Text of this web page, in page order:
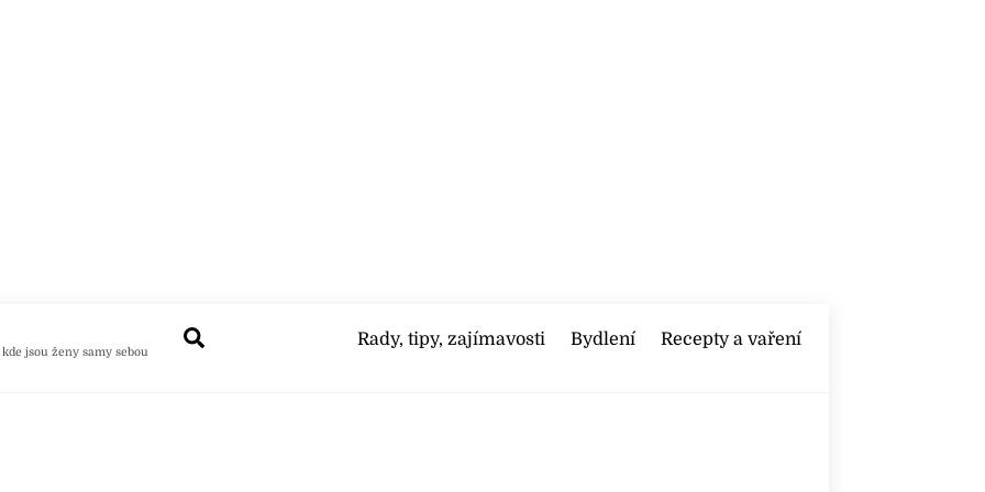
kde jsou ženy samy sebou
Rady, tipy, zajímavosti Bydlení Recepty a vaření